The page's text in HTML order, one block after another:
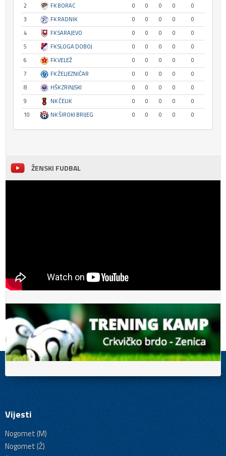
2
FK BORAC 0 0 0 0
0
3
FK RADNIK 0 0 0 0
0
4
FK SARAJEVO 0 0 0 0
0
5
FK SLOGA DOBOJ 0 0 0 0
0
6
FK VELEŽ 0 0 0 0
0
7
FK ŽELJEZNIČAR 0 0 0 0
0
8
HŠK ZRINJSKI 0 0 0 0
0
9
NK ČELIK 0 0 0 0
0
10
NK ŠIROKI BRIJEG 0 0 0 0 0
ŽENSKI FUDBAL
Vijesti
Nogomet (M)
Nogomet (Ž)